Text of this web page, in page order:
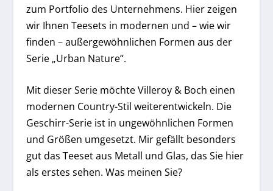
zum Portfolio des Unternehmens. Hier zeigen
wir Ihnen Teesets in modernen und – wie wir
finden – außergewöhnlichen Formen aus der
Serie „Urban Nature“.
Mit dieser Serie möchte Villeroy & Boch einen
modernen Country-Stil weiterentwickeln. Die
Geschirr-Serie ist in ungewöhnlichen Formen
und Größen umgesetzt. Mir gefällt besonders
gut das Teeset aus Metall und Glas, das Sie hier
als erstes sehen. Was meinen Sie?